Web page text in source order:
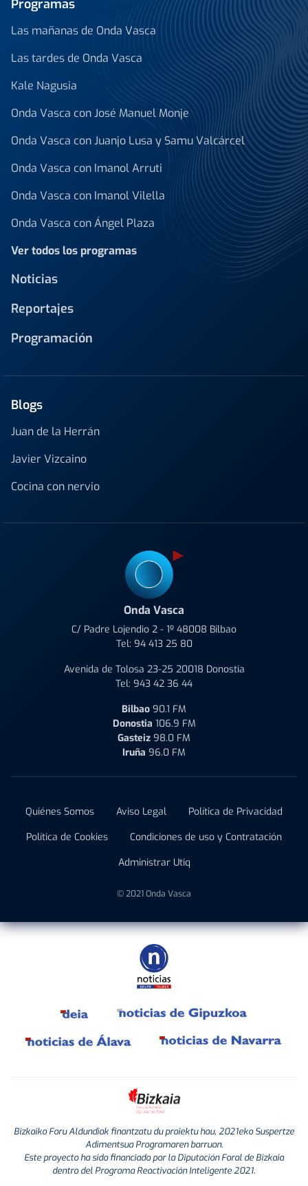
Programas
Las mañanas de Onda Vasca
Las tardes de Onda Vasca
Kale Nagusia
Onda Vasca con José Manuel Monje
Onda Vasca con Juanjo Lusa y Samu Valcárcel
Onda Vasca con Imanol Arruti
Onda Vasca con Imanol Vilella
Onda Vasca con Ángel Plaza
Ver todos los programas
Noticias
Reportajes
Programación
Blogs
Juan de la Herrán
Javier Vizcaino
Cocina con nervio
Onda Vasca
C/ Padre Lojendio 2 - 1º 48008 Bilbao
Tel: 94 413 25 80
Avenida de Tolosa 23-25 20018 Donostia
Tel: 943 42 36 44
Bilbao 90.1 FM
Donostia 106.9 FM
Gasteiz 98.0 FM
Iruña 96.0 FM
Quiénes Somos Aviso Legal
Política de Privacidad
Política de Cookies
Condiciones de uso y Contratación
Administrar Utiq
© 2021 Onda Vasca
Bizkaiko Foru Aldundiak finantzatu du proiektu hau, 2021eko Suspertze
Adimentsua Programaren barruan.
Este proyecto ha sido financiado por la Diputación Foral de Bizkaia
dentro del Programa Reactivación Inteligente 2021.